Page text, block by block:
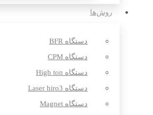
روش‌ها
دستگاه BFR
دستگاه CPM
دستگاه High ton
دستگاه Laser hiro3
دستگاه Magnet